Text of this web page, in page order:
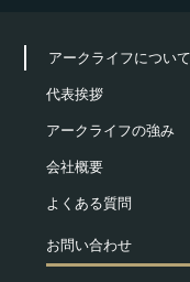
アークライフについて
代表挨拶
アークライフの強み
会社概要
よくある質問
お問い合わせ